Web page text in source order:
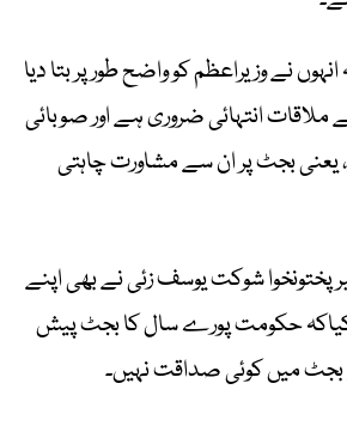
نے وزیراعظم کو واضح طور پر بتا دیا
انتہائی ضروری ہے اور صوبائی
بجٹ پر ان سے مشاورت چاہتی
پختونخوا شوکت یوسف زئی نے بھی اپنے
حکومت پورے سال کا بجٹ پیش